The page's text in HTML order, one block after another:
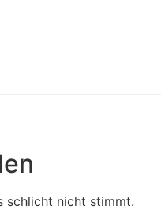
schlicht nicht stimmt.